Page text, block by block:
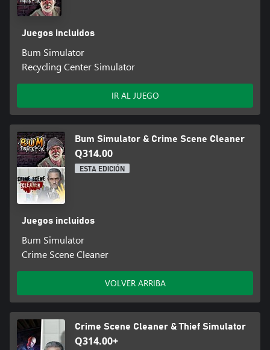
Juegos incluidos
Bum Simulator
Recycling Center Simulator
IR AL JUEGO
Bum Simulator & Crime Scene Cleaner
Q314.00
ESTA EDICIÓN
Juegos incluidos
Bum Simulator
Crime Scene Cleaner
VOLVER ARRIBA
Crime Scene Cleaner & Thief Simulator
Q314.00+